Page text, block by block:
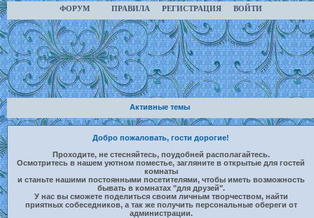
ФОРУМ ПРАВИЛА РЕГИСТРАЦИЯ ВОЙТИ
Активные темы
Добро пожаловать, гости дорогие!
Проходите, не стесняйтесь, поудобней располагайтесь.
Осмотритесь в нашем уютном поместье, загляните в открытые для гостей
комнаты
и станьте нашими постоянными посетителями, чтобы иметь возможность
бывать в комнатах "для друзей".
У нас вы сможете поделиться своим личным творчеством, найти
приятных собеседников, а так же получить персональные обереги от
администрации.